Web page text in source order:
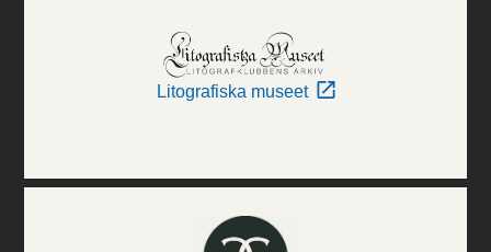
Litografiska museet